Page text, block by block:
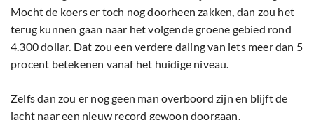
Mocht de koers er toch nog doorheen zakken, dan zou het
terug kunnen gaan naar het volgende groene gebied rond
4.300 dollar. Dat zou een verdere daling van iets meer dan 5
procent betekenen vanaf het huidige niveau.
Zelfs dan zou er nog geen man overboord zijn en blijft de
jacht naar een nieuw record gewoon doorgaan.